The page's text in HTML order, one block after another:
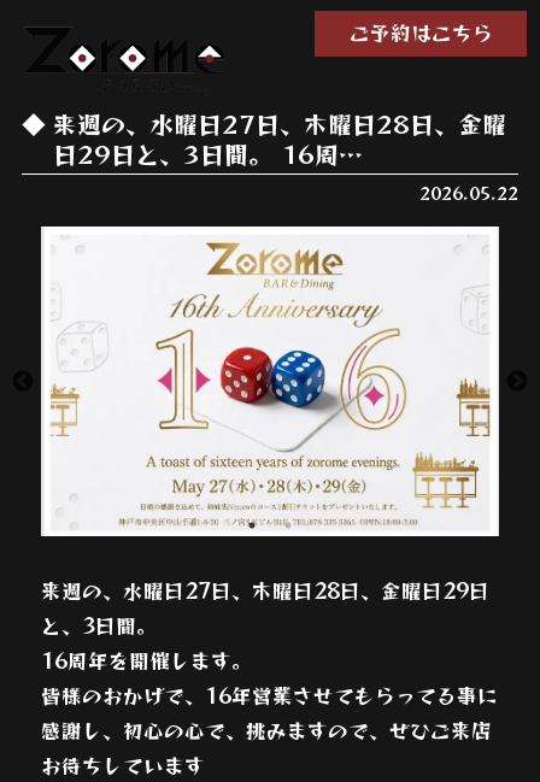
ご予約はこちら
来週の、水曜日27日、木曜日28日、金曜
日29日と、3日間。 16周…
2026.05.22
来週の、水曜日27日、木曜日28日、金曜日29日
と、3日間。
16周年を開催します。
皆様のおかげで、16年営業させてもらってる事に
感謝し、初心の心で、挑みますので、ぜひご来店
お待ちしています